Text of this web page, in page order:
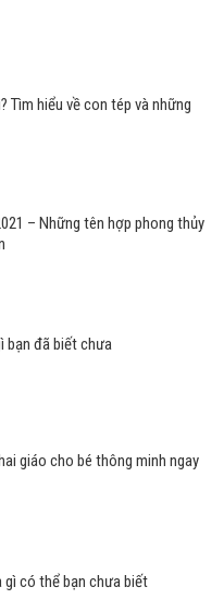
Tìm hiểu về con tép và những
– Những tên hợp phong thủy
bạn đã biết chưa
giáo cho bé thông minh ngay
có thể bạn chưa biết